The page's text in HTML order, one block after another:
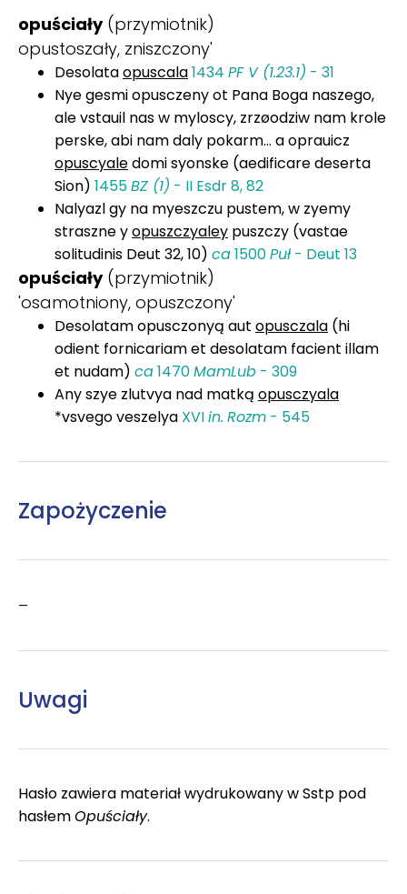
opuściały(przymiotnik)
opustoszały, zniszczony'
Desolataopuscala1434 PF V (1.23.1) - 31
Nye gesmi opusczeny ot Pana Boga naszego,
ale vstauil nas w myloscy, zrzøodziw nam krole
perske, abi nam daly pokarm... a oprauicz
opuscyaledomi syonske (aedificare deserta
Sion) 1455BZ (1) - II Esdr 8, 82
Nalyazl gy na myeszczu pustem, w zyemy
straszne yopuszczyaley puszczy (vastae
solitudinis Deut 32, 10) ca1500Puł- Deut 13
opuściały(przymiotnik)
'osamotniony, opuszczony'
Desolatam opusczonyą aut opusczala (hi
odient fornicariam et desolatam facient illam
et nudam) ca1470MamLub - 309
Any szye zlutvya nad matką opusczyala
*vsvego veszelya XVIin. Rozm - 545
Zapożyczenie
–
Uwagi
Hasło zawiera materiał wydrukowany w Sstp pod
hasłemOpuściały.